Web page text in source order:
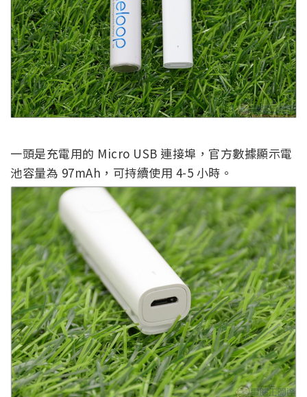
一頭是充電用的 Micro USB 連接埠，官方數據顯示電
池容量為 97mAh，可持續使用 4-5 小時。